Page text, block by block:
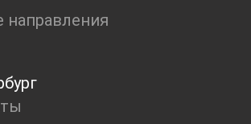
2024
направления